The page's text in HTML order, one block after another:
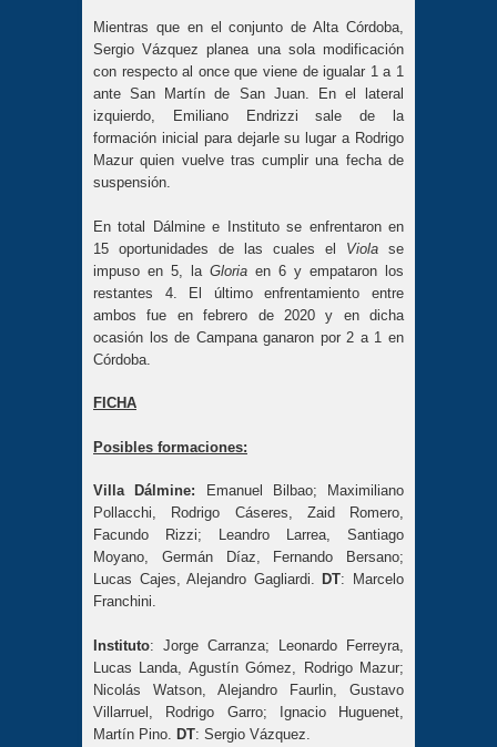
Mientras que en el conjunto de Alta Córdoba,
Sergio Vázquez planea una sola modificación
con respecto al once que viene de igualar 1 a 1
ante San Martín de San Juan. En el lateral
izquierdo, Emiliano Endrizzi sale de la
formación inicial para dejarle su lugar a Rodrigo
Mazur quien vuelve tras cumplir una fecha de
suspensión.
En total Dálmine e Instituto se enfrentaron en
15 oportunidades de las cuales el Viola se
impuso en 5, la Gloria en 6 y empataron los
restantes 4. El último enfrentamiento entre
ambos fue en febrero de 2020 y en dicha
ocasión los de Campana ganaron por 2 a 1 en
Córdoba.
FICHA
Posibles formaciones:
Villa Dálmine: Emanuel Bilbao; Maximiliano
Pollacchi, Rodrigo Cáseres, Zaid Romero,
Facundo Rizzi; Leandro Larrea, Santiago
Moyano, Germán Díaz, Fernando Bersano;
Lucas Cajes, Alejandro Gagliardi. DT: Marcelo
Franchini.
Instituto: Jorge Carranza; Leonardo Ferreyra,
Lucas Landa, Agustín Gómez, Rodrigo Mazur;
Nicolás Watson, Alejandro Faurlin, Gustavo
Villarruel, Rodrigo Garro; Ignacio Huguenet,
Martín Pino. DT: Sergio Vázquez.